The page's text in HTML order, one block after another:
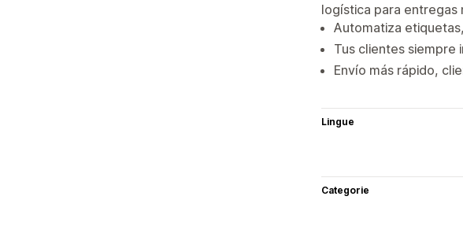
logística para entregas
Automatiza
Tus clientes siempre
Envío más rápido,
Lingue
Categorie